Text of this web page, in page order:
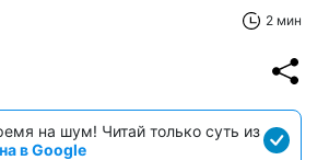
2 мин
на шум! Читай только суть из
в Google